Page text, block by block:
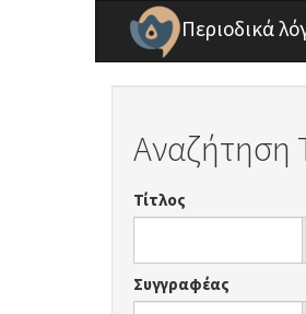
Παράκαμψη προς το κυρίως περιεχόμενο
Περιοδικά
Αναζήτηση
Τίτλος
Συγγραφέας